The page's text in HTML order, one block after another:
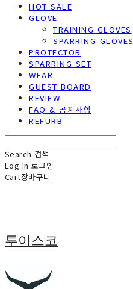
HOT SALE
GLOVE
TRAINING GLOVES
SPARRING GLOVES
PROTECTOR
SPARRING SET
WEAR
GUEST BOARD
REVIEW
FAQ & 공지사항
REFURB
Search 검색
Log In 로그인
Cart장바구니
투이스코